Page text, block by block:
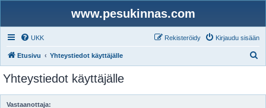
www.pesukinnas.com
UKK Kirjaudu sisään
Rekisteröidy
Etusivu Yhteystiedot käyttäjälle
i
Yhteystiedot käyttäjälle
Vastaanottaja: